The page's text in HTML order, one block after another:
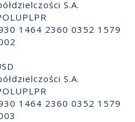
S.A.
1464 2360 0352 1579
S.A.
1464 2360 0352 1579